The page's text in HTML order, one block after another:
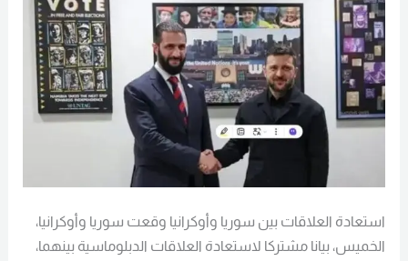
استعادة العلاقات بين سوريا وأوكرانيا وقعت سوريا وأوكرانيا،
الخميس، بيانا مشتركا لاستعادة العلاقات الدبلوماسية بينهما،
سوريا
وأوكرانيا